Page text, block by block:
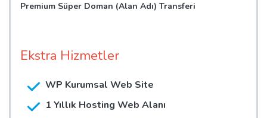
Premium Süper Doman (Alan Adı) Transferi
Ekstra Hizmetler
WP Kurumsal Web Site
1 Yıllık Hosting Web Alanı